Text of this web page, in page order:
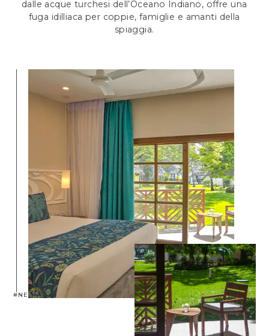
dalle acque turchesi dell’Oceano Indiano, offre una
fuga idilliaca per coppie, famiglie e amanti della
spiaggia.
#NEPTUNEVILLAGE